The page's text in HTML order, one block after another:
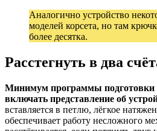
Аналогично устройство
моделей корсета, но там
более десятка.
Расстегнуть в два
Минимум программы подготовки
включать представление об
вставляется в петлю, лёгкое
обеспечивает работу несложного